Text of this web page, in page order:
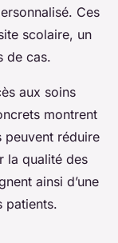
Ces
scolaire, un
de cas.
aux soins
montrent
peuvent réduire
la qualité des
ainsi d’une
patients.